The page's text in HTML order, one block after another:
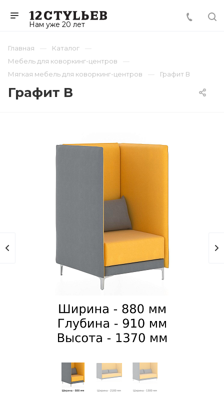
Нам уже 20 лет
Главная
Каталог
Мебель для коворкинг-центров
Мягкая мебель для коворкинг-центров
Графит В
Графит В